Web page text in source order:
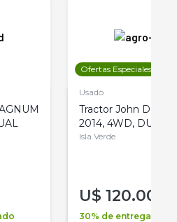
Ofertas Especiales
Usado
Tractor John Deere
2014, 4WD, DUAL
Isla Verde
U$ 120.000
30% de entrega +